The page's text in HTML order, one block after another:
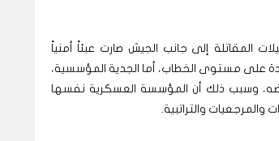
المقاتلة إلى جانب الجيش صارت عبئاً أمنياً
على مستوى الخطاب، أما الجدية المؤسسية،
وسبب ذلك أن المؤسسة العسكرية نفسها
والتراتبية.